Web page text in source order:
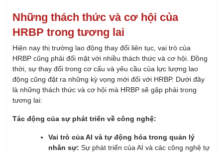
Những thách thức và cơ hội của
HRBP trong tương lai
Hiện nay thị trường lao động thay đổi liên tục, vai trò của
HRBP cũng phải đối mặt với nhiều thách thức và cơ hội. Đồng
thời, sự thay đổi trong cơ cấu và yêu cầu của lực lượng lao
động cũng đặt ra những kỳ vọng mới đối với HRBP. Dưới đây
là những thách thức và cơ hội mà HRBP sẽ gặp phải trong
tương lai:
Tác động của sự phát triển về công nghệ:
Vai trò của AI và tự động hóa trong quản lý
nhân sự: Sự phát triển của AI và các công nghệ tự